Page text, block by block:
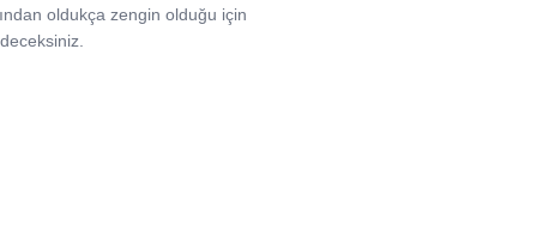
oldukça zengin olduğu için